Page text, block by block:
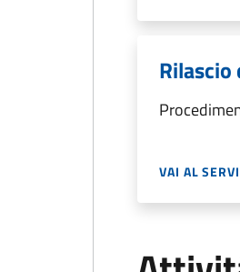
Rilascio
VAI AL